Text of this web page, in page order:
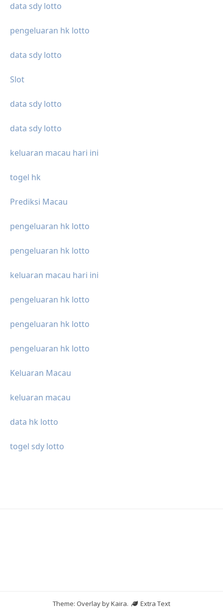
data sdy lotto
pengeluaran hk lotto
data sdy lotto
Slot
data sdy lotto
data sdy lotto
keluaran macau hari ini
togel hk
Prediksi Macau
pengeluaran hk lotto
pengeluaran hk lotto
keluaran macau hari ini
pengeluaran hk lotto
pengeluaran hk lotto
pengeluaran hk lotto
Keluaran Macau
keluaran macau
data hk lotto
togel sdy lotto
Theme: Overlay byKaira. Extra Text